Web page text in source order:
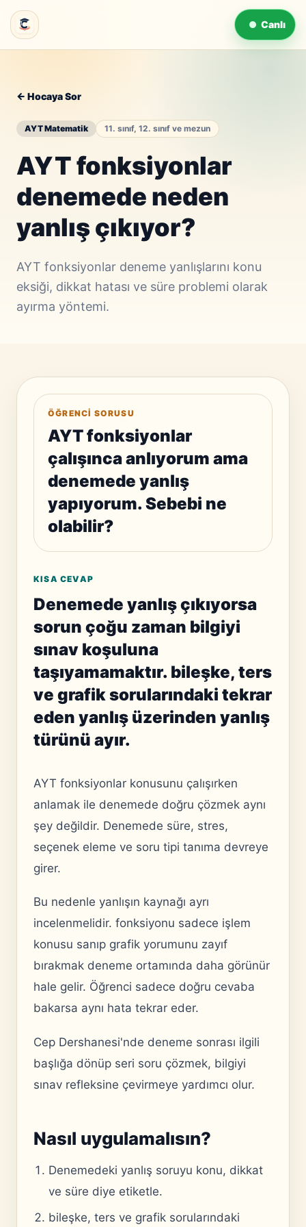
Canlı
← Hocaya Sor
AYT Matematik 11. sınıf, 12. sınıf ve mezun
AYT fonksiyonlar
denemede neden
yanlış çıkıyor?
AYT fonksiyonlar deneme yanlışlarını konu
eksiği, dikkat hatası ve süre problemi olarak
ayırma yöntemi.
ÖĞRENCI SORUSU
AYT fonksiyonlar
çalışınca anlıyorum ama
denemede yanlış
yapıyorum. Sebebi ne
olabilir?
KISA CEVAP
Denemede yanlış çıkıyorsa
sorun çoğu zaman bilgiyi
sınav koşuluna
taşıyamamaktır. bileşke, ters
ve grafik sorularındaki tekrar
eden yanlış üzerinden yanlış
türünü ayır.
AYT fonksiyonlar konusunu çalışırken
anlamak ile denemede doğru çözmek aynı
şey değildir. Denemede süre, stres,
seçenek eleme ve soru tipi tanıma devreye
girer.
Bu nedenle yanlışın kaynağı ayrı
incelenmelidir. fonksiyonu sadece işlem
konusu sanıp grafik yorumunu zayıf
bırakmak deneme ortamında daha görünür
hale gelir. Öğrenci sadece doğru cevaba
bakarsa aynı hata tekrar eder.
Cep Dershanesi'nde deneme sonrası ilgili
başlığa dönüp seri soru çözmek, bilgiyi
sınav refleksine çevirmeye yardımcı olur.
Nasıl uygulamalısın?
Denemedeki yanlış soruyu konu, dikkat
ve süre diye etiketle.
bileşke, ters ve grafik sorularındaki